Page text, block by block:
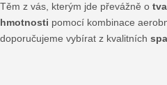
Těm z vás, kterým jde převážně o
hmotnosti pomocí kombinace
doporučujeme vybírat z kvalitních